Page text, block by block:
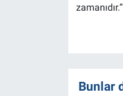
zamanıdır.”
Bunlar